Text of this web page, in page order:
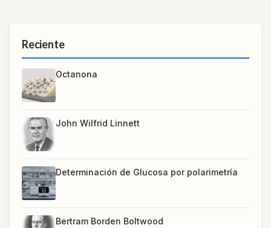
Reciente
Octanona
John Wilfrid Linnett
Determinación de Glucosa por polarimetría
Bertram Borden Boltwood